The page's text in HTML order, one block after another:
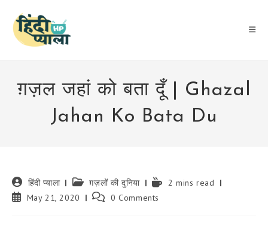
content
ग़ज़ल जहां को बता दूँ | Ghazal
Jahan Ko Bata Du
Post
author:
हिंदी प्याला
Post
category:
ग़ज़लों की दुनिया
Reading
time:
2 mins read
PostMay 21, 2020
Post 0 Comments